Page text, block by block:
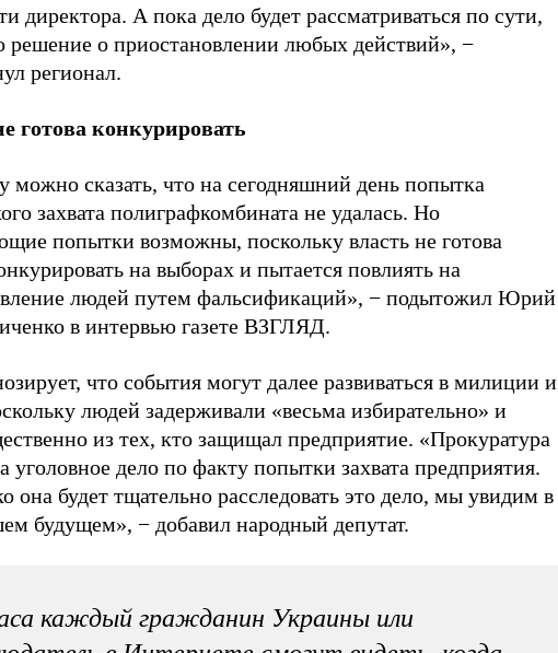
директора. А пока дело будет рассматриваться по сути,
решение о приостановлении любых действий», −
регионал.
готова конкурировать
можно сказать, что на сегодняшний день попытка
захвата полиграфкомбината не удалась. Но
попытки возможны, поскольку власть не готова
на выборах и пытается повлиять на
людей путем фальсификаций», − подытожил Юрий
в интервью газете ВЗГЛЯД.
что события могут далее развиваться в милиции и
людей задерживали «весьма избирательно» и
из тех, кто защищал предприятие. «Прокуратура
уголовное дело по факту попытки захвата предприятия.
она будет тщательно расследовать это дело, мы увидим в
будущем», − добавил народный депутат.
каждый гражданин Украины или